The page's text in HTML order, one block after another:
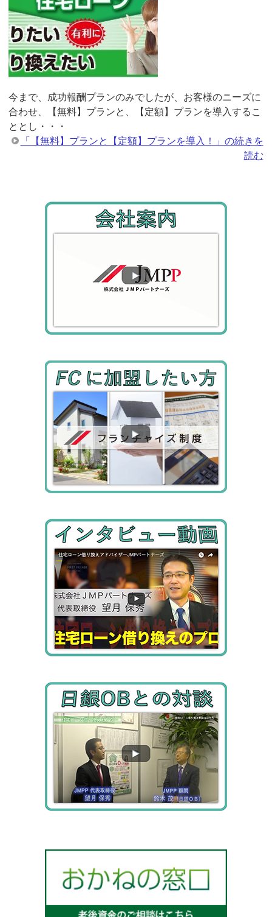
今まで、成功報酬プランのみでしたが、お客様のニーズに
合わせ、【無料】プランと、【定額】プランを導入するこ
ととし・・・
「【無料】プランと【定額】プランを導入！」の続きを
読む